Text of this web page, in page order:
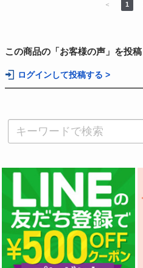
＜ 1
この商品の「お客様の声」を投
ログインして投稿する >